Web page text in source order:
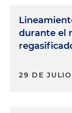
durante el
29 DE